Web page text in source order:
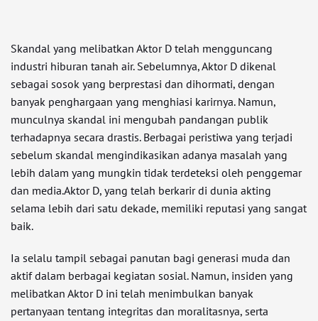
Skandal yang melibatkan Aktor D telah mengguncang
industri hiburan tanah air. Sebelumnya, Aktor D dikenal
sebagai sosok yang berprestasi dan dihormati, dengan
banyak penghargaan yang menghiasi karirnya. Namun,
munculnya skandal ini mengubah pandangan publik
terhadapnya secara drastis. Berbagai peristiwa yang terjadi
sebelum skandal mengindikasikan adanya masalah yang
lebih dalam yang mungkin tidak terdeteksi oleh penggemar
dan media.Aktor D, yang telah berkarir di dunia akting
selama lebih dari satu dekade, memiliki reputasi yang sangat
baik.
Ia selalu tampil sebagai panutan bagi generasi muda dan
aktif dalam berbagai kegiatan sosial. Namun, insiden yang
melibatkan Aktor D ini telah menimbulkan banyak
pertanyaan tentang integritas dan moralitasnya, serta